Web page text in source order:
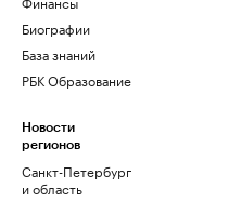
Биографии
База знаний
РБК Образование
Новости
регионов
Санкт-Петербург
и область